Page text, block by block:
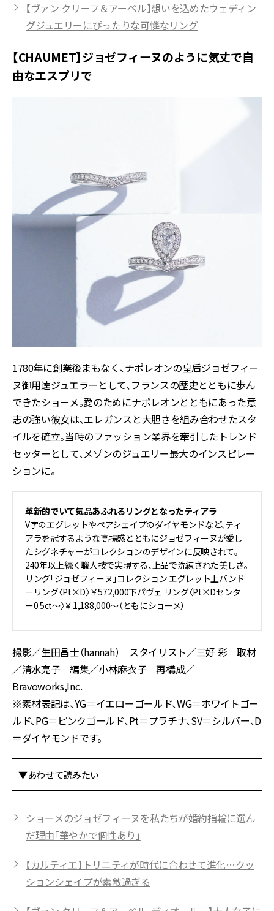
【ヴァン クリーフ＆アーペル】想いを込めたウェディン
グジュエリーにぴったりな可憐なリング
【CHAUMET】ジョゼフィーヌのように気丈で自
由なエスプリで
1780年に創業後まもなく、ナポレオンの皇后ジョゼフィー
ヌ御用達ジュエラーとして、フランスの歴史とともに歩ん
できたショーメ。愛のためにナポレオンとともにあった意
志の強い彼女は、エレガンスと大胆さを組み合わせたスタ
イルを確立。当時のファッション業界を牽引したトレンド
セッターとして、メゾンのジュエリー最大のインスピレー
ションに。
革新的でいて気品あふれるリングとなったティアラ
V字のエグレットやペアシェイプのダイヤモンドなど、ティ
アラを冠するような高揚感とともにジョゼフィーヌが愛し
たシグネチャーがコレクションのデザインに反映されて。
240年以上続く職人技で実現する、上品で洗練された美しさ。
リング「ジョゼフィーヌ」コレクション エグレット上バンド
ーリング〈Pt×D〉￥572,000下パヴェ リング〈Pt×Dセンタ
ー0.5ct〜〉￥1,188,000〜（ともにショーメ）
撮影／生田昌士（hannah） スタイリスト／三好 彩 取材
／清水亮子 編集／小林麻衣子 再構成／
Bravoworks,Inc.
※素材表記は、YG＝イエローゴールド、WG＝ホワイトゴー
ルド、PG＝ピンクゴールド、Pt＝プラチナ、SV＝シルバー、D
＝ダイヤモンドです。
▼あわせて読みたい
ショーメのジョゼフィーヌを私たちが婚約指輪に選ん
だ理由「華やかで個性あり」
【カルティエ】トリニティが時代に合わせて進化…クッ
ションシェイプが素敵過ぎる